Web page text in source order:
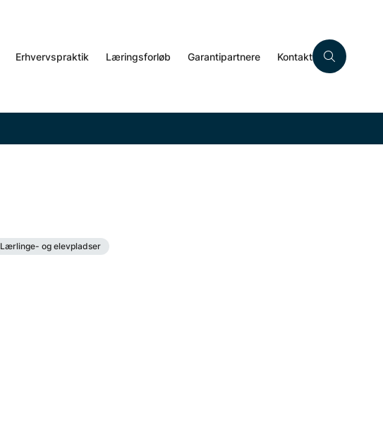
Erhvervspraktik Læringsforløb Garantipartnere Kontakt
Lærlinge- og elevpladser